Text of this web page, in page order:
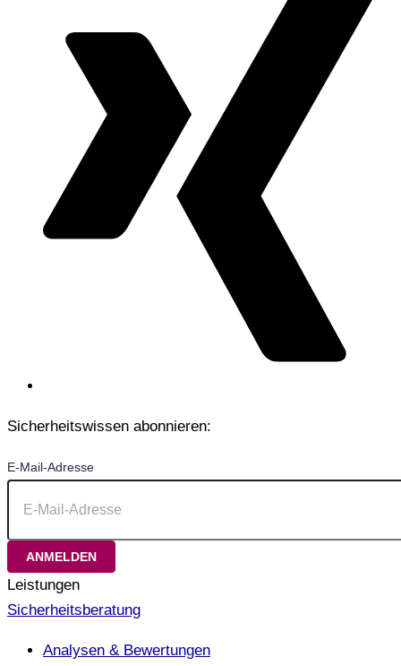
Sicherheitswissen abonnieren:
E-Mail-Adresse
Leistungen
Sicherheitsberatung
Analysen & Bewertungen